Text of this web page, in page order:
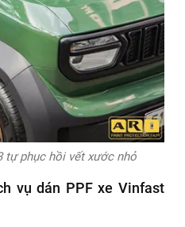
tự phục hồi vết xước nhỏ
vụ dán PPF xe Vinfast